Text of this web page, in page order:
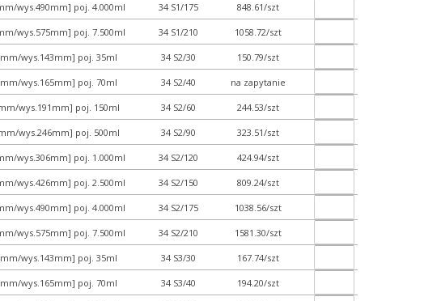
wys.490mm] poj. 4.000ml 34 S1/175 848.61/szt
wys.575mm] poj. 7.500ml 34 S1/210 1058.72/szt
wys.143mm] poj. 35ml 34 S2/30 150.79/szt
wys.165mm] poj. 70ml 34 S2/40 na zapytanie
wys.191mm] poj. 150ml 34 S2/60 244.53/szt
wys.246mm] poj. 500ml 34 S2/90 323.51/szt
wys.306mm] poj. 1.000ml 34 S2/120 424.94/szt
wys.426mm] poj. 2.500ml 34 S2/150 809.24/szt
wys.490mm] poj. 4.000ml 34 S2/175 1038.56/szt
wys.575mm] poj. 7.500ml 34 S2/210 1581.30/szt
wys.143mm] poj. 35ml 34 S3/30 167.74/szt
wys.165mm] poj. 70ml 34 S3/40 194.20/szt